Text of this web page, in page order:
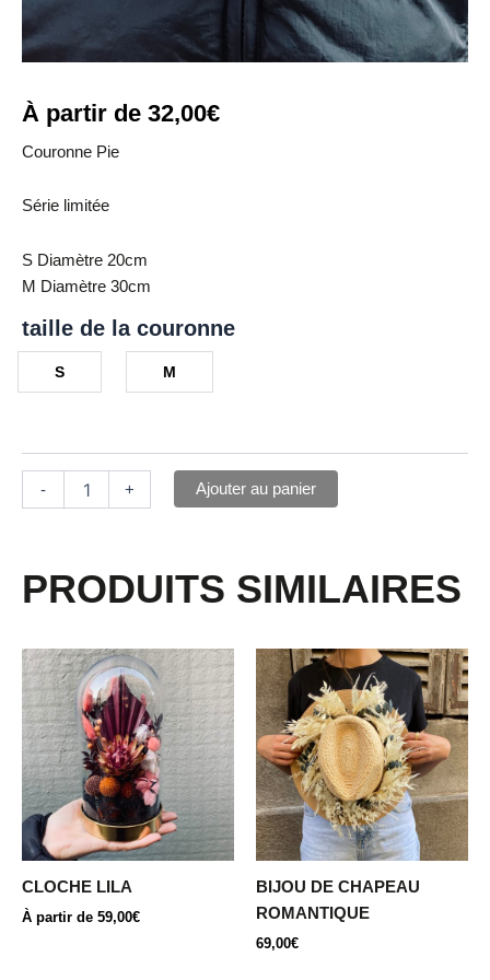
À partir de 32,00€
Couronne Pie
Série limitée
S Diamètre 20cm
M Diamètre 30cm
taille de la couronne
S M
- + Ajouter au panier
PRODUITS SIMILAIRES
CLOCHE LILA
À partir de 59,00€
Ce
produit
a
plusieurs
variations.
Les
options
peuvent
choisies
sur
BIJOU DE CHAPEAU
ROMANTIQUE
69,00€